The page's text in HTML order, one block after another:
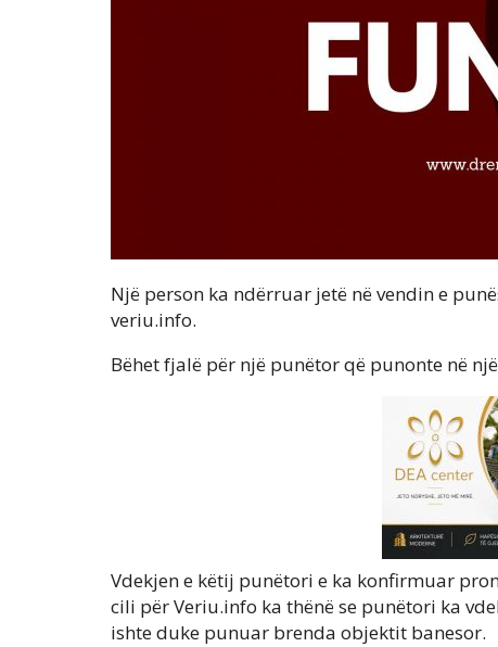
Një person ka ndërruar jetë në vendin e
veriu.info.
Bëhet fjalë për një punëtor që punonte në
Vdekjen e këtij punëtori e ka konfirmuar
cili për Veriu.info ka thënë se punëtori ka
ishte duke punuar brenda objektit banesor.